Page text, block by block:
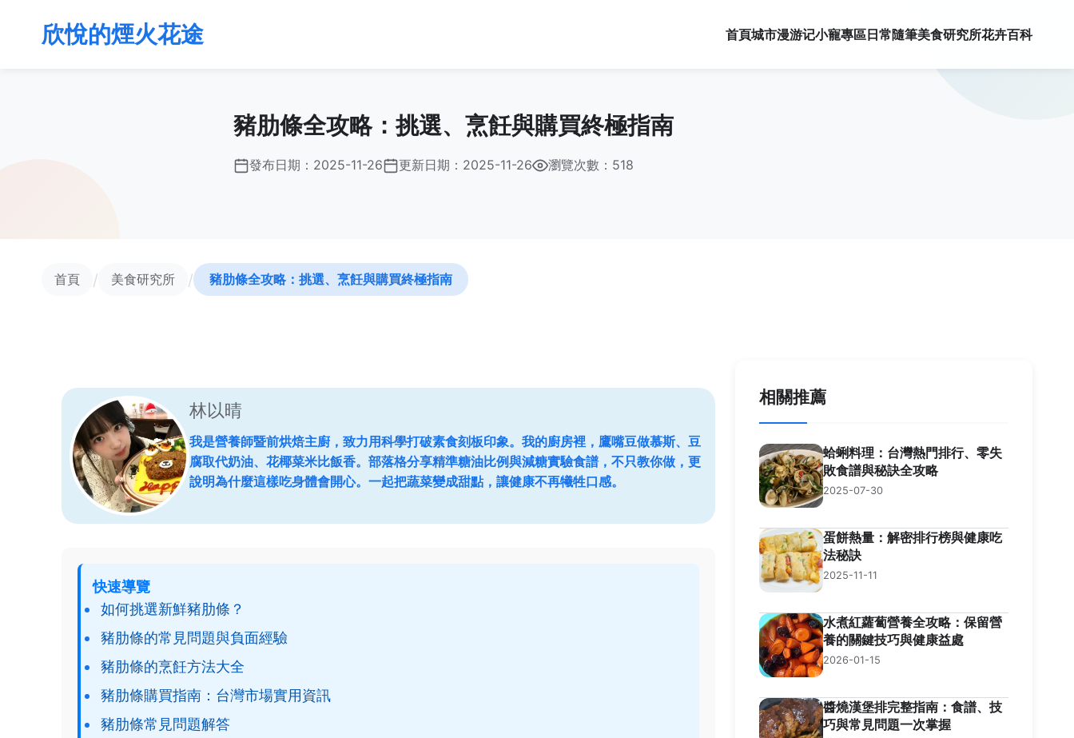
欣悅的煙火花途 首頁城市漫游记小寵專區日常隨筆美食研究所花卉百科
豬肋條全攻略：挑選、烹飪與購買終極指南
發布日期： 2025-11-26 更新日期： 2025-11-26 瀏覽次數：518
首頁 / 美食研究所 / 豬肋條全攻略：挑選、烹飪與購買終極指南
林以晴
我是營養師暨前烘焙主廚，致力用科學打破素食刻板印象。我的廚房裡，鷹嘴豆做慕斯、豆
腐取代奶油、花椰菜米比飯香。部落格分享精準糖油比例與減糖實驗食譜，不只教你做，更
說明為什麼這樣吃身體會開心。一起把蔬菜變成甜點，讓健康不再犧牲口感。
快速導覽
如何挑選新鮮豬肋條？
豬肋條的常見問題與負面經驗
豬肋條的烹飪方法大全
豬肋條購買指南：台灣市場實用資訊
豬肋條常見問題解答
相關推薦
蛤蜊料理：台灣熱門排行、零失
敗食譜與秘訣全攻略
2025-07-30
蛋餅熱量：解密排行榜與健康吃
法秘訣
2025-11-11
水煮紅蘿蔔營養全攻略：保留營
養的關鍵技巧與健康益處
2026-01-15
醬燒漢堡排完整指南：食譜、技
巧與常見問題一次掌握